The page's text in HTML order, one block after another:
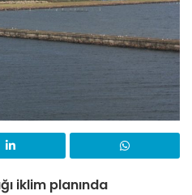
iklim planında